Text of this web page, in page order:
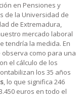
en Pensiones y
de la Universidad de
de Extremadura,
mercado laboral
tendría la medida. En
como para una
el cálculo de los
los 35 años
, lo que significa 246
euros en todo el